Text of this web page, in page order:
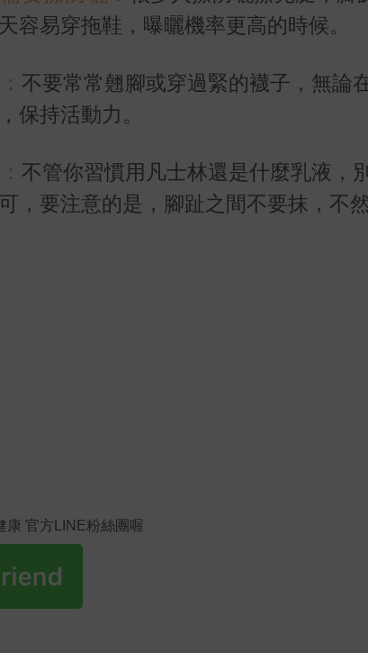
容易穿拖鞋，曝曬機率更高的時候。
不要常常翹腳或穿過緊的襪子，無論
保持活動力。
不管你習慣用凡士林還是什麼乳液，
，要注意的是，腳趾之間不要抹，不
康 官方LINE粉絲團喔